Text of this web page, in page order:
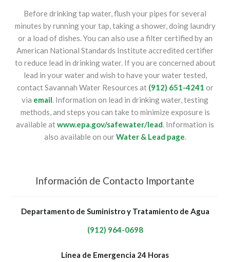
Before drinking tap water, flush your pipes for several
minutes by running your tap, taking a shower, doing laundry
or a load of dishes. You can also use a filter certified by an
American National Standards Institute accredited certifier
to reduce lead in drinking water. If you are concerned about
lead in your water and wish to have your water tested,
contact Savannah Water Resources at (912) 651-4241 or
via email. Information on lead in drinking water, testing
methods, and steps you can take to minimize exposure is
available atwww.epa.gov/safewater/lead. Information is
also available on ourWater & Lead page.
Información de Contacto Importante
Departamento de Suministro y Tratamiento de Agua
(912) 964-0698
Línea de Emergencia 24 Horas